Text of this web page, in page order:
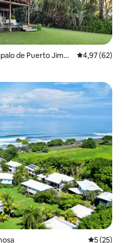
de Puerto Jimen
Classificação
4,97 (62)
5 (25)